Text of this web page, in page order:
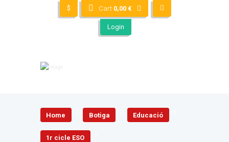
$ Cart 0,00 €
Login
Home Botiga Educació
1r cicle ESO